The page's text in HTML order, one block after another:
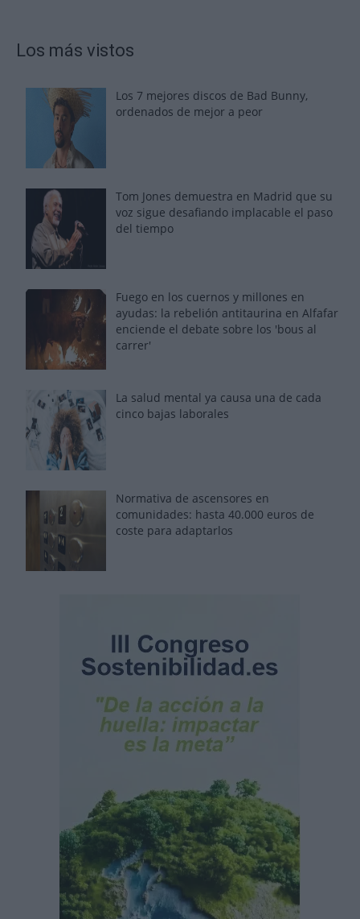
Los más vistos
Los 7 mejores discos de Bad Bunny,
ordenados de mejor a peor
Tom Jones demuestra en Madrid que su
voz sigue desafiando implacable el paso
del tiempo
Fuego en los cuernos y millones en
ayudas: la rebelión antitaurina en Alfafar
enciende el debate sobre los 'bous al
carrer'
La salud mental ya causa una de cada
cinco bajas laborales
Normativa de ascensores en
comunidades: hasta 40.000 euros de
coste para adaptarlos